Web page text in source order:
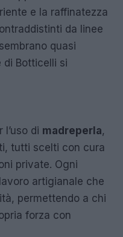
e la raffinatezza
da linee
quasi
di Botticelli si
di madreperla,
tutti scelti con cura
private. Ogni
artigianale che
permettendo a chi
forza con